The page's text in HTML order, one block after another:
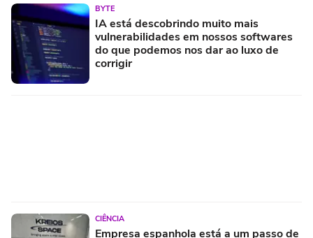
BYTE
IA está descobrindo muito mais
vulnerabilidades em nossos softwares
do que podemos nos dar ao luxo de
corrigir
CIÊNCIA
Empresa espanhola está a um passo de